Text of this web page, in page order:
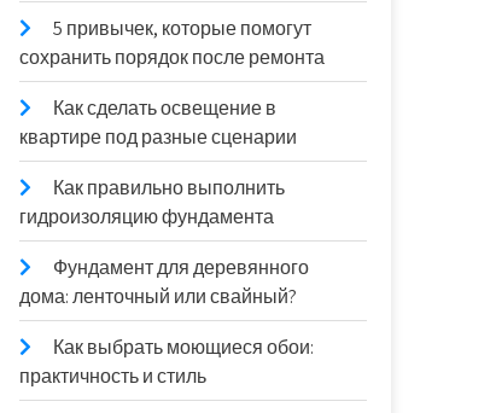
5 привычек, которые помогут
сохранить порядок после ремонта
Как сделать освещение в
квартире под разные сценарии
Как правильно выполнить
гидроизоляцию фундамента
Фундамент для деревянного
дома: ленточный или свайный?
Как выбрать моющиеся обои:
практичность и стиль